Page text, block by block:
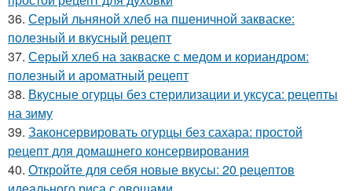
36. Серый льняной хлеб на пшеничной закваске:
полезный и вкусный рецепт
37. Серый хлеб на закваске с медом и кориандром:
полезный и ароматный рецепт
38. Вкусные огурцы без стерилизации и уксуса: рецепты
на зиму
39. Законсервировать огурцы без сахара: простой
рецепт для домашнего консервирования
40. Откройте для себя новые вкусы: 20 рецептов